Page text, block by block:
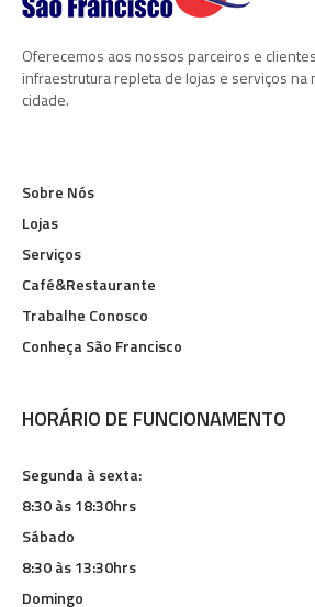
Oferecemos aos nossos parceiros e
infraestrutura repleta de lojas e serviços na
cidade.
Sobre Nós
Lojas
Serviços
Café&Restaurante
Trabalhe Conosco
Conheça São Francisco
HORÁRIO DE FUNCIONAMENTO
Segunda à sexta:
8:30 às 18:30hrs
Sábado
8:30 às 13:30hrs
Domingo